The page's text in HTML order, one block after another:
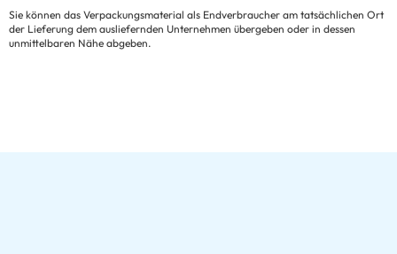
Sie können das Verpackungsmaterial als Endverbraucher am tatsächlichen Ort
der Lieferung dem ausliefernden Unternehmen übergeben oder in dessen
unmittelbaren Nähe abgeben.